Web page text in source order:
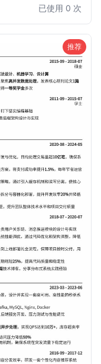
聘官的目光，助力你
已使用 0 次
推荐